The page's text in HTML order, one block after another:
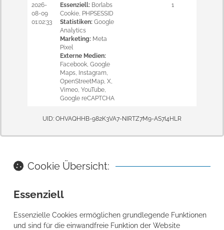
2026-
08-09
01:02:33
Essenziell: Borlabs
Cookie PHPSESSID
Statistiken: Google
Analytics
Marketing: Meta
Pixel
Externe Medien:
Facebook Google
Maps Instagram
OpenStreetMap X
Vimeo YouTube
Google reCAPTCHA
1
UID: OHVAQHHB-982K3VA7-NIRTZ7M9-AS7I4HLR
Cookie Übersicht:
Essenziell
Essenzielle Cookies ermöglichen grundlegende Funktionen
und sind für die einwandfreie Funktion der Website